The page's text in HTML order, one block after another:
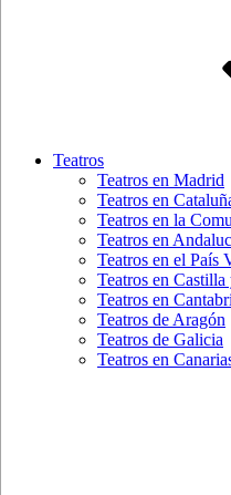
Teatros
Teatros en Madrid
Teatros en
Teatros en la
Teatros en
Teatros en el País
Teatros en
Teatros en
Teatros de Aragón
Teatros de Galicia
Teatros en